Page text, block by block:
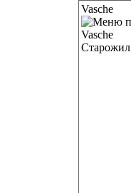
Vasche
Старожил